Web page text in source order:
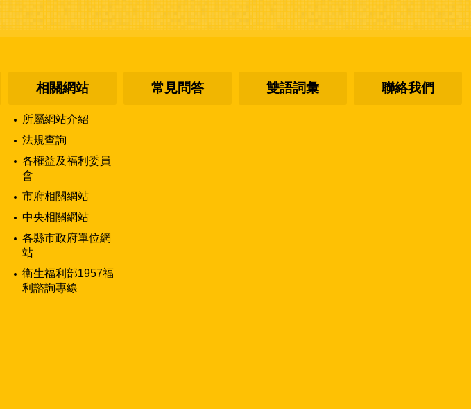
相關網站
所屬網站介紹
法規查詢
各權益及福利委員
會
市府相關網站
中央相關網站
各縣市政府單位網
站
衛生福利部1957福
利諮詢專線
常見問答 雙語詞彙 聯絡我們